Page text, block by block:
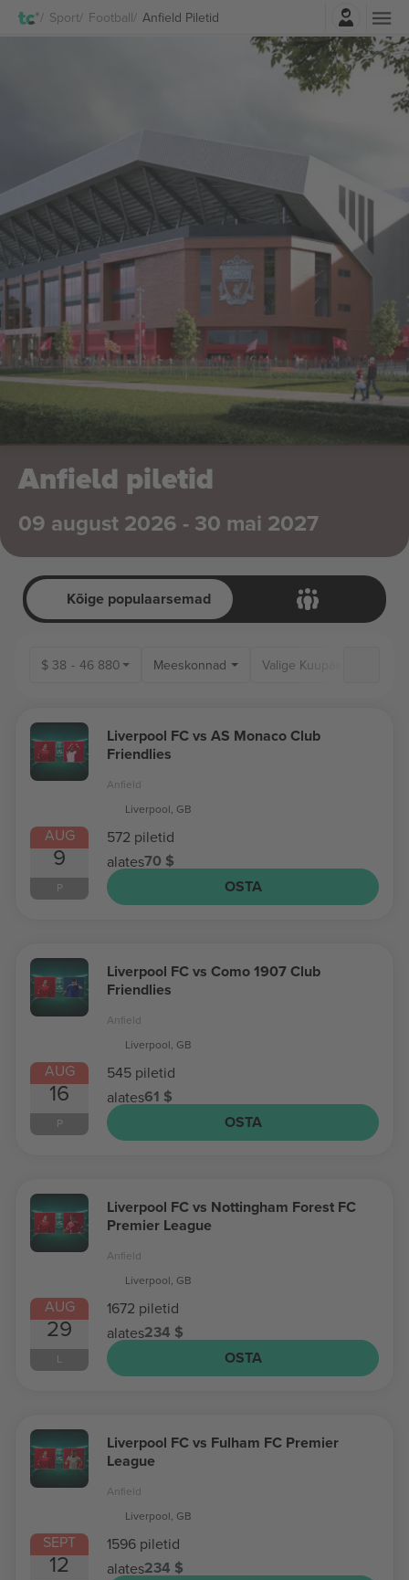
Sport Football Anfield Piletid
Anfield piletid
09 august 2026 - 30 mai 2027
Kõige populaarsemad
$ 38 - 46 880 Meeskonnad
AUG
9
P
Liverpool FC vs AS Monaco Club
Friendlies
Anfield
Liverpool, GB
572 piletid
alates70 $
OSTA
AUG
16
P
Liverpool FC vs Como 1907 Club
Friendlies
Anfield
Liverpool, GB
545 piletid
alates61 $
OSTA
AUG
29
L
Liverpool FC vs Nottingham Forest FC
Premier League
Anfield
Liverpool, GB
1672 piletid
alates234 $
OSTA
SEPT
12
Liverpool FC vs Fulham FC Premier
League
Anfield
Liverpool, GB
1596 piletid
alates234 $